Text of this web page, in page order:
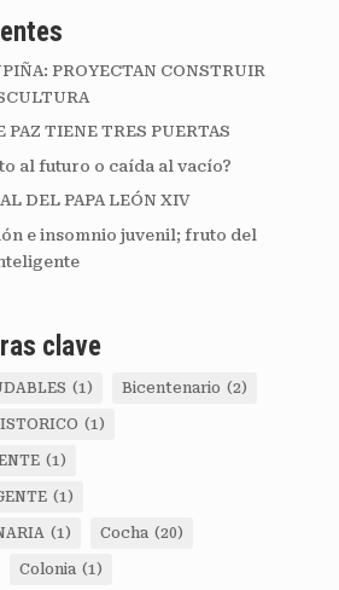
PROYECTAN CONSTRUIR
PAZ TIENE TRES PUERTAS
al futuro o caída al vacío?
DEL PAPA LEÓN XIV
e insomnio juvenil; fruto del
clave
(1) Bicentenario (2)
(1)
(1)
(1)
(1) Cocha (20)
Colonia (1)